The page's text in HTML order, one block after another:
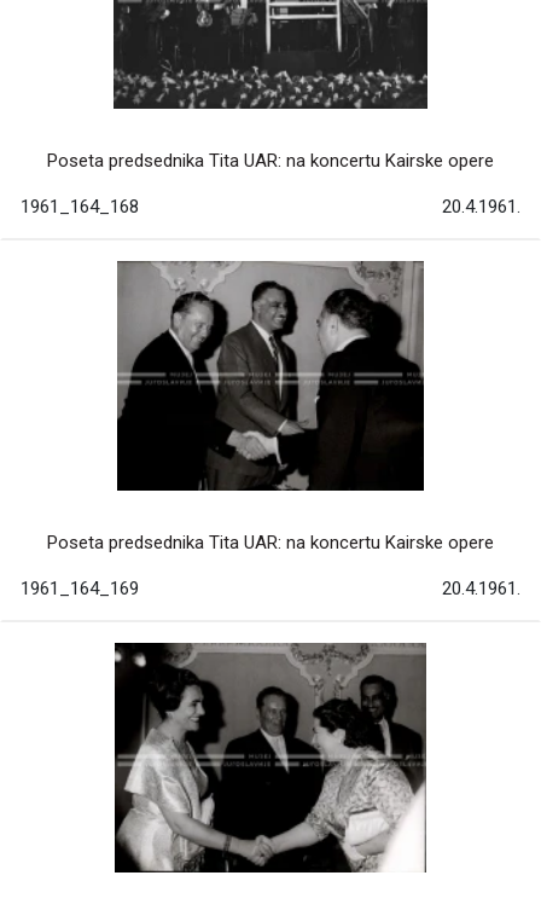
Poseta predsednika Tita UAR: na koncertu Kairske opere
1961_164_168 20.4.1961.
Poseta predsednika Tita UAR: na koncertu Kairske opere
1961_164_169 20.4.1961.